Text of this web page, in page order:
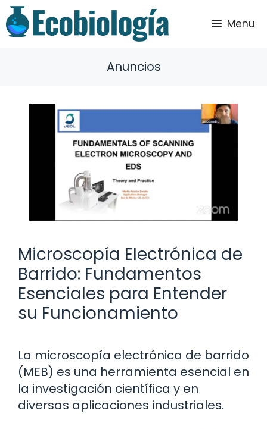
Saltar
al
contenido
Menu
Anuncios
Microscopía Electrónica de
Barrido: Fundamentos
Esenciales para Entender
su Funcionamiento
La microscopía electrónica de barrido
(MEB) es una herramienta esencial en
la investigación científica y en
diversas aplicaciones industriales.